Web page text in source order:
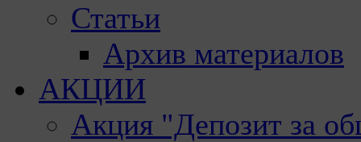
Статьи
Архив материалов
АКЦИИ
Акция "Депозит за